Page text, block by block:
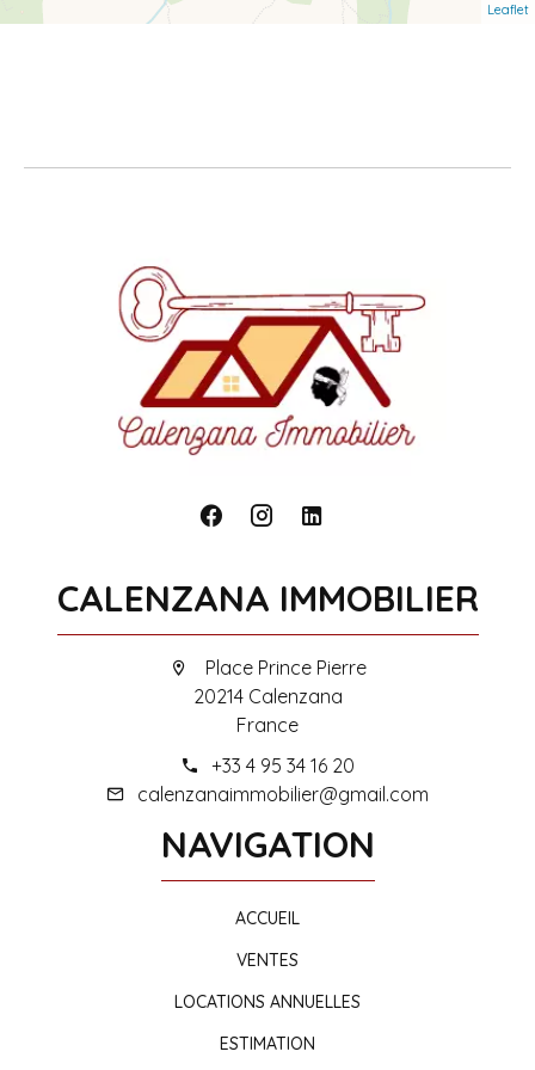
Leaflet
CALENZANA IMMOBILIER
Place Prince Pierre
20214 Calenzana
France
+33 4 95 34 16 20
calenzanaimmobilier@gmail.com
NAVIGATION
ACCUEIL
VENTES
LOCATIONS ANNUELLES
ESTIMATION